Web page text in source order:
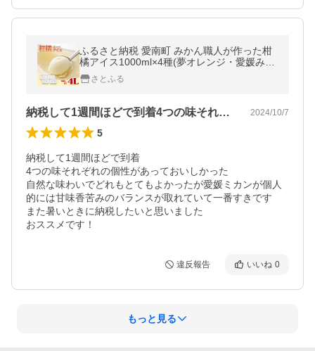
ふるさと納税 愛南町 みかん職人が作った柑
橘アイス1000ml×4種(夢オレンジ・愛媛みか
ん・河内晩柑・しらぬい)
さとふる
納税して1週間ほどで到着4つの味それぞ… 2024/10/7
5
納税して1週間ほどで到着
4つの味それぞれの個性があっておいしかった
自然な味わいでどれもとてもよかったが愛媛ミカンが個人
的には甘味香苦みのバランスが取れていて一番すきです
また暑いときに納税したいと思いました
おススメです！
違反報告 いいね 0
もっと見る